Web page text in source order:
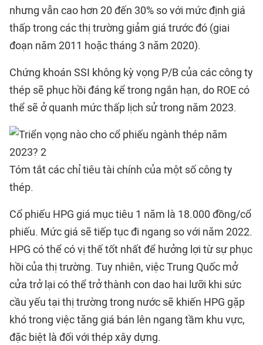
nhưng vẫn cao hơn 20 đến 30% so với mức định giá
thấp trong các thị trường giảm giá trước đó (giai
đoạn năm 2011 hoặc tháng 3 năm 2020).
Chứng khoán SSI không kỳ vọng P/B của các công ty
thép sẽ phục hồi đáng kể trong ngắn hạn, do ROE có
thể sẽ ở quanh mức thấp lịch sử trong năm 2023.
Tóm tắt các chỉ tiêu tài chính của một số công ty
thép.
Cổ phiếu HPG giá mục tiêu 1 năm là 18.000 đồng/cổ
phiếu. Mức giá sẽ tiếp tục đi ngang so với năm 2022.
HPG có thể có vị thế tốt nhất để hưởng lợi từ sự phục
hồi của thị trường. Tuy nhiên, việc Trung Quốc mở
cửa trở lại có thể trở thành con dao hai lưỡi khi sức
cầu yếu tại thị trường trong nước sẽ khiến HPG gặp
khó trong việc tăng giá bán lên ngang tầm khu vực,
đặc biệt là đối với thép xây dựng.